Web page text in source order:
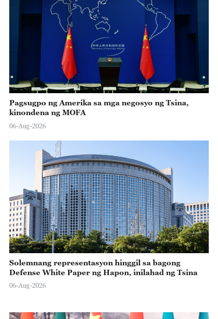
Pagsugpo ng Amerika sa mga negosyo ng Tsina,
kinondena ng MOFA
06-Aug-2026
Solemnang representasyon hinggil sa bagong
Defense White Paper ng Hapon, inilahad ng Tsina
06-Aug-2026